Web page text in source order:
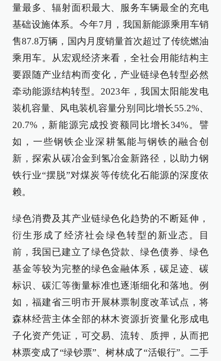
量最多、辐射面积最大、服务车辆最全的充电
基础设施体系。今年7月，我国新能源乘用车销
售87.8万辆，国内月度销量首次超过了传统燃油
乘用车。从宏观经济来看，全社会用能结构主
要跟随产业结构而变化，产业链绿色转型必然
牵动能源结构转型。2023年，我国太阳能发电
装机容量、风电装机容量分别同比增长55.2%、
20.7%，新能源完成投资额同比增长34%。譬
如，一些钢铁企业深耕氢能与钢铁的融合创
新，探索从碳冶金到氢冶金新路径，以助力钢
铁行业“摆脱”对煤炭等传统化石能源的深度依
赖。
绿色消费及其产业链绿色化趋势的不断延伸，
衍生形成了经济社会绿色转型的新业态。目
前，我国已建立了绿色贷款、绿色债券、绿色
基金等较为完整的绿色金融体系，碳足迹、碳
标识、碳汇等衡量标准也逐渐细化和落地。例
如，福建省三明市开展林票制度改革试点，将
森林经营主体全部的林木资源折资量化形成电
子化资产凭证，可交易、流转、质押，从而把
林票变成了“绿钞票”、树林成了“活银行”。二手